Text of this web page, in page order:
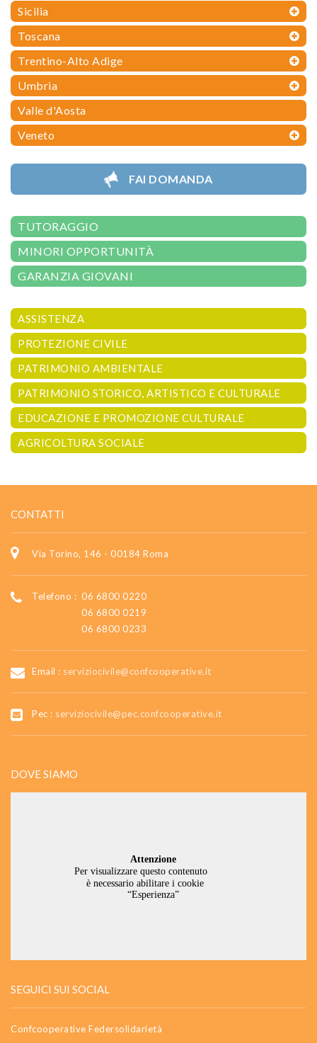
Sicilia
Toscana
Trentino-Alto Adige
Umbria
Valle d'Aosta
Veneto
FAI DOMANDA
TUTORAGGIO
MINORI OPPORTUNITÀ
GARANZIA GIOVANI
ASSISTENZA
PROTEZIONE CIVILE
PATRIMONIO AMBIENTALE
PATRIMONIO STORICO, ARTISTICO E CULTURALE
EDUCAZIONE E PROMOZIONE CULTURALE
AGRICOLTURA SOCIALE
CONTATTI
Via Torino, 146 - 00184 Roma
Telefono : 06 6800 0220
06 6800 0219
06 6800 0233
Email : serviziocivile@confcooperative.it
Pec : serviziocivile@pec.confcooperative.it
DOVE SIAMO
SEGUICI SUI SOCIAL
Confcooperative Federsolidarietà